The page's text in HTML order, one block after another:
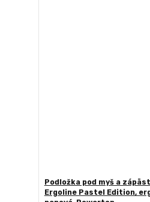
Podložka pod myš a
Ergoline Pastel Edition,